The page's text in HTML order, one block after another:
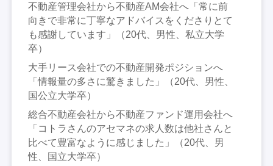
不動産管理会社から不動産AM会社へ「常に前
向きで非常に丁寧なアドバイスをくださりとて
も感謝しています」（20代、男性、私立大学
卒）
大手リース会社での不動産開発ポジションへ
「情報量の多さに驚きました」（20代、男性、
国公立大学卒）
総合不動産会社から不動産ファンド運用会社へ
「コトラさんのアセマネの求人数は他社さんと
比べて豊富なように感じました」（20代、男
性、国立大学卒）